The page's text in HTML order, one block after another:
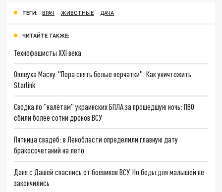
ТЕГИ: ВРАЧ ЖИВОТНЫЕ ДАЧА
ЧИТАЙТЕ ТАКЖЕ:
Технофашисты XXI века
Оплеуха Маску. "Пора снять белые перчатки": Как уничтожить
Starlink
Сводка по "налётам" украинских БПЛА за прошедшую ночь: ПВО
сбили более сотни дронов ВСУ
Пятница свадеб: в Ленобласти определили главную дату
бракосочетаний на лето
Даня с Дашей спаслись от боевиков ВСУ. Но беды для малышей не
закончились